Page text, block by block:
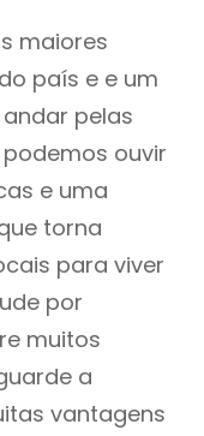
maiores
país e e um
pelas
ouvir
e uma
torna
para viver
por
muitos
a
vantagens